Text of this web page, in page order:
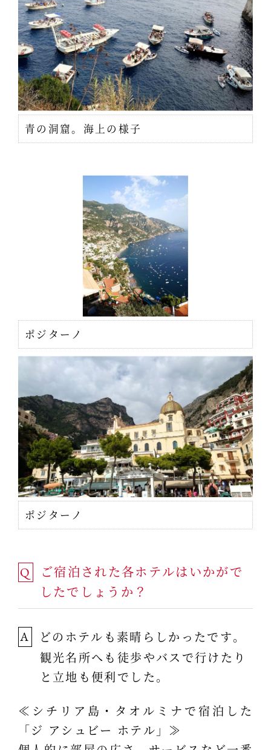
青の洞窟。海上の様子
ポジターノ
ポジターノ
Q
ご宿泊された各ホテルはいかがで
したでしょうか？
A
どのホテルも素晴らしかったです。
観光名所へも徒歩やバスで行けたり
と立地も便利でした。
≪シチリア島・タオルミナで宿泊した
「ジ アシュビー ホテル」≫